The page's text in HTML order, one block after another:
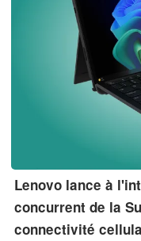
Lenovo lance à
concurrent de la
connectivité